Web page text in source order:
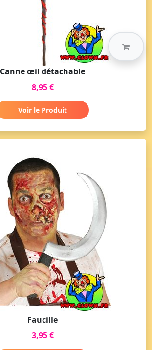
Canne œil détachable
8,95 €
Voir le Produit
Faucille
3,95 €